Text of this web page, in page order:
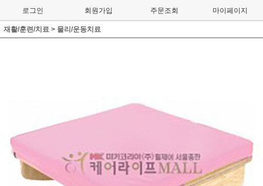
로그인 회원가입 주문조회 마이페이지
재활/훈련/치료 > 물리/운동치료